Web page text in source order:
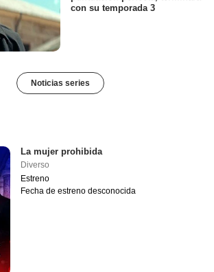
con su temporada 3
Noticias series
La mujer prohibida
Diverso
Estreno
Fecha de estreno desconocida